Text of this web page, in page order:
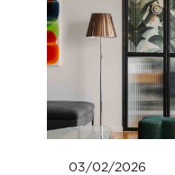
03/02/2026